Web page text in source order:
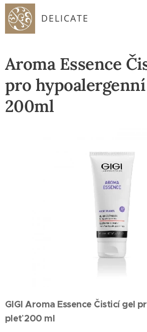
DELICATE
Aroma Essence
pro
200ml
GIGI Aroma Essence Čisticí gel
pleť 200 ml